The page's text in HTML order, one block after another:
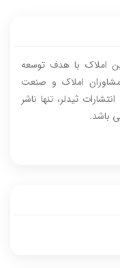
املاک با هدف توسعه
املاک و صنعت
ثیدلر، تنها ناشر
باشد.